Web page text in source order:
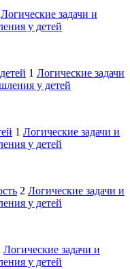
Логические задачи и
у детей
1 Логические задачи
у детей
1 Логические задачи и
у детей
2 Логические задачи и
у детей
Логические задачи и
у детей